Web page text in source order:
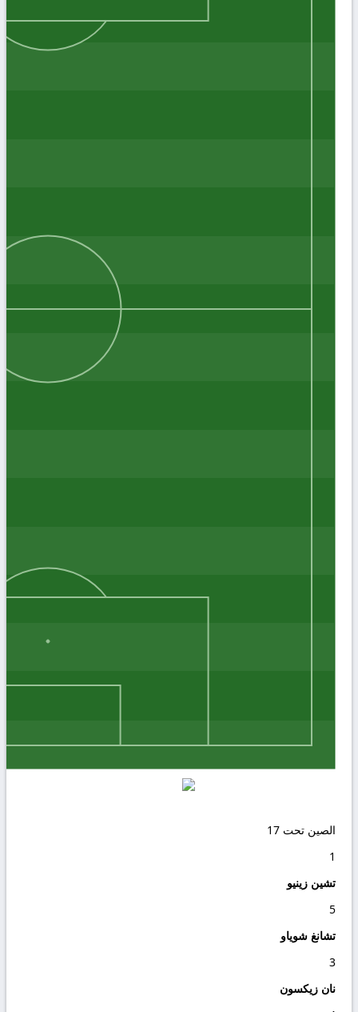
الصين تحت 17
1
تشين زينيو
5
تشانغ شوياو
3
نان زيكسون